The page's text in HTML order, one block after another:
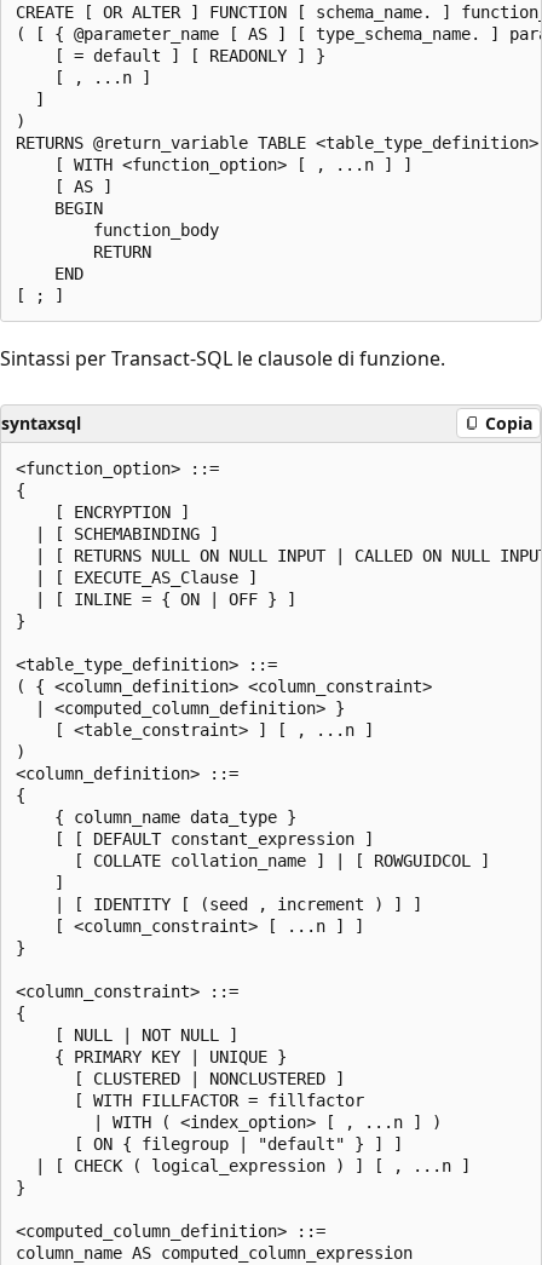
CREATE [ OR ALTER ] FUNCTION [ schema_name. ]
( [ { @parameter_name [ AS ] [ type_schema_name. ]
    [ = default ] [ READONLY ] }
    [ , ...n ]
  ]
)
RETURNS @return_variable TABLE <table_type_definition>
    [ WITH <function_option> [ , ...n ] ]
    [ AS ]
    BEGIN
        function_body
        RETURN
    END
Sintassi per Transact-SQL le clausole di funzione.
syntaxsql Copia
<function_option> ::=
{
    [ ENCRYPTION ]
  | [ SCHEMABINDING ]
| [ RETURNS NULL ON NULL INPUT | CALLED ON NULL
  | [ EXECUTE_AS_Clause ]
  | [ INLINE = { ON | OFF } ]
}
<table_type_definition> ::=
( { <column_definition> <column_constraint>
  | <computed_column_definition> }
    [ <table_constraint> ] [ , ...n ]
)
<column_definition> ::=
{
    { column_name data_type }
    [ [ DEFAULT constant_expression ]
      [ COLLATE collation_name ] | [ ROWGUIDCOL ]
    ]
    | [ IDENTITY [ (seed , increment ) ] ]
    [ <column_constraint> [ ...n ] ]
}
<column_constraint> ::=
{
    [ NULL | NOT NULL ]
    { PRIMARY KEY | UNIQUE }
      [ CLUSTERED | NONCLUSTERED ]
      [ WITH FILLFACTOR = fillfactor
        | WITH ( <index_option> [ , ...n ] )
      [ ON { filegroup | "default" } ] ]
  | [ CHECK ( logical_expression ) ] [ , ...n ]
}
<computed_column_definition> ::=
column_name AS computed_column_expression